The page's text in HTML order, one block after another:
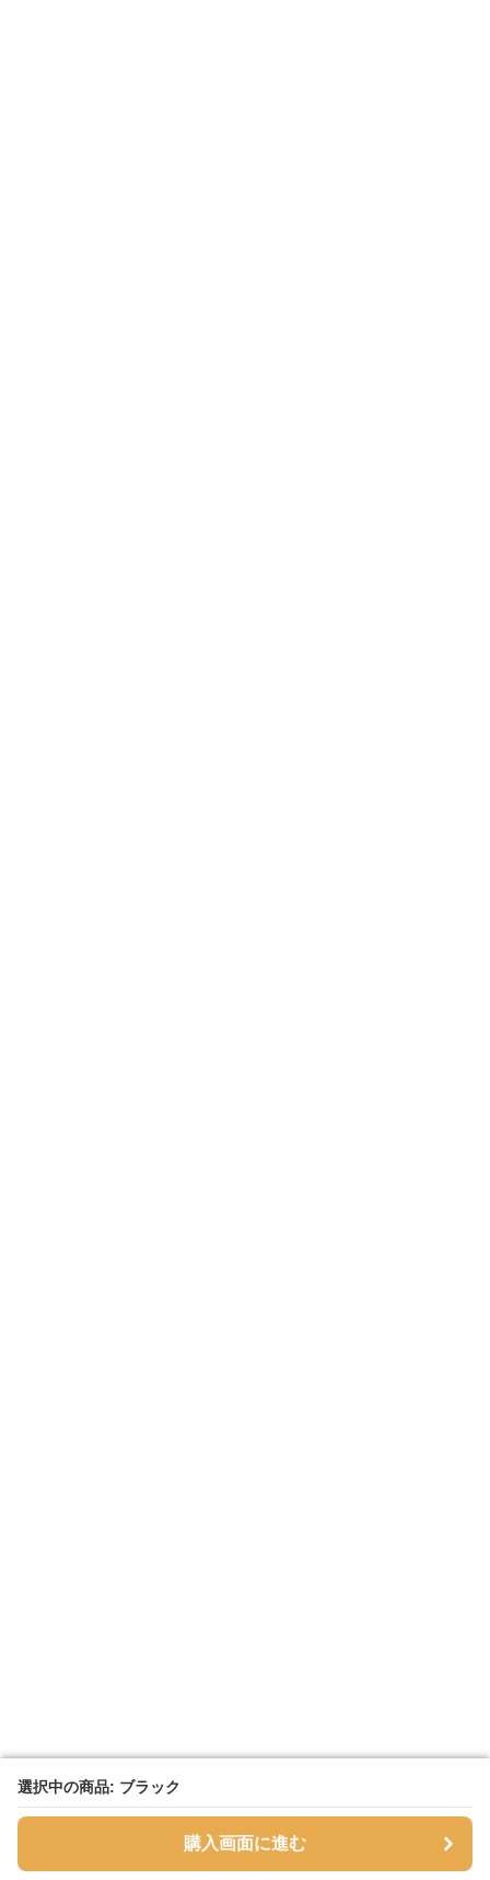
選択中の商品: ブラック
購入画面に進む
選択中の商品: ブラック
購入画面に進む